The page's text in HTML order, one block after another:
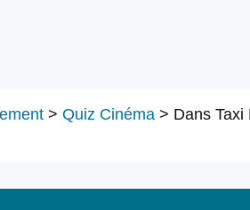
> Quiz Cinéma > Dans